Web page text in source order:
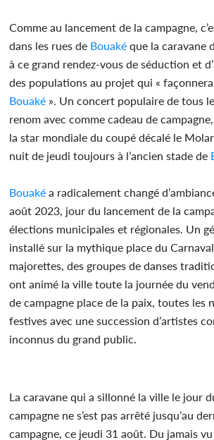
Comme au lancement de la campagne,
dans les rues de Bouaké que la caravane
à ce grand rendez-vous de séduction et
des populations au projet qui «
Bouaké ». Un concert populaire de tous
renom avec comme cadeau de
la star mondiale du coupé décalé le
nuit de jeudi toujours à l’ancien stade de
Bouaké a radicalement changé
août 2023, jour du lancement de la
élections municipales et régionales. Un
installé sur la mythique place du
majorettes, des groupes de danses
ont animé la ville toute la journée du
de campagne place de la paix, toutes les
festives avec une succession d’artistes
inconnus du grand public.
La caravane qui a sillonné la ville le jour
campagne ne s’est pas arrêté jusqu’au
campagne, ce jeudi 31 août. Du jamais vu